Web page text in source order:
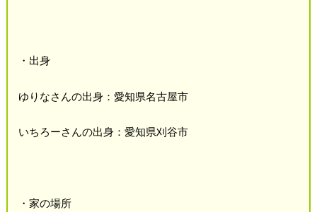
・出身
ゆりなさんの出身：愛知県名古屋市
いちろーさんの出身：愛知県刈谷市
・家の場所